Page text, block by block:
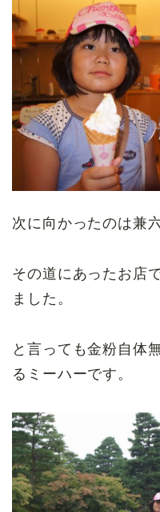
次に向かったのは兼
その道にあったお店
ました。
と言っても金粉自体
るミーハーです。